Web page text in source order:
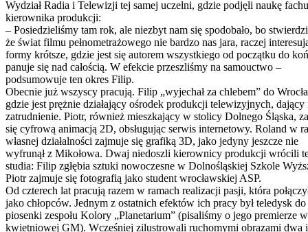
Wydział Radia i Telewizji tej samej uczelni, gdzie podjęli naukę fachu
kierownika produkcji:
– Posiedzieliśmy tam rok, ale niezbyt nam się spodobało, bo
że świat filmu pełnometrażowego nie bardzo nas jara, raczej
formy krótsze, gdzie jest się autorem wszystkiego od początku do
panuje się nad całością. W efekcie przeszliśmy na samouctwo –
podsumowuje ten okres Filip.
Obecnie już wszyscy pracują. Filip „wyjechał za chlebem” do
gdzie jest prężnie działający ośrodek produkcji telewizyjnych, dający
zatrudnienie. Piotr, również mieszkający w stolicy Dolnego Śląska,
się cyfrową animacją 2D, obsługując serwis internetowy. Roland w
własnej działalności zajmuje się grafiką 3D, jako jedyny jeszcze nie
wyfrunął z Mikołowa. Dwaj niedoszli kierownicy produkcji wrócili
studia: Filip zgłębia sztuki nowoczesne w Dolnośląskiej Szkole
Piotr zajmuje się fotografią jako student wrocławskiej ASP.
Od czterech lat pracują razem w ramach realizacji pasji, która
jako chłopców. Jednym z ostatnich efektów ich pracy był teledysk do
piosenki zespołu Kolory „Planetarium” (pisaliśmy o jego premierze w
kwietniowej GM). Wcześniej zilustrowali ruchomymi obrazami dwa